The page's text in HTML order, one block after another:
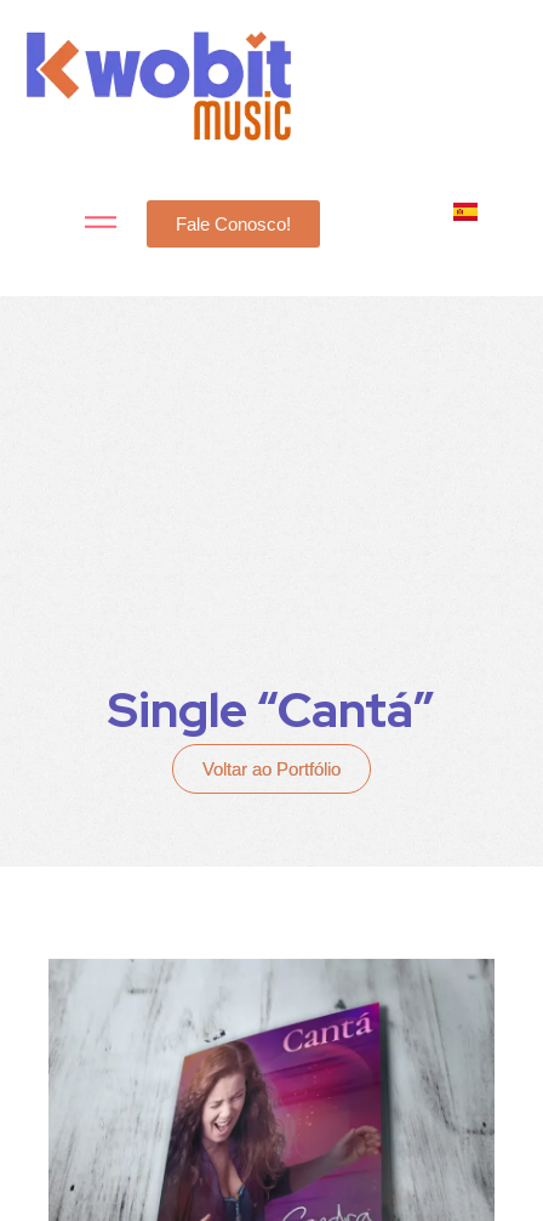
Fale Conosco!
Single “Cantá”
Voltar ao Portfólio